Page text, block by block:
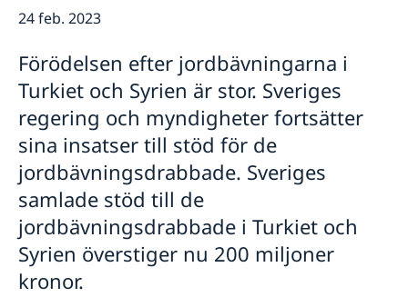
Lediga tjänster
Team Sweden
Svenska företag i Spanien
Anmäl handelshinder
Nyheter
evenemang
Svenskrelaterade kontakter i Spanien
24 feb. 2023
Förödelsen efter jordbävningarna i
Turkiet och Syrien är stor. Sveriges
regering och myndigheter fortsätter
sina insatser till stöd för de
jordbävningsdrabbade. Sveriges
samlade stöd till de
jordbävningsdrabbade i Turkiet och
Syrien överstiger nu 200 miljoner
kronor.